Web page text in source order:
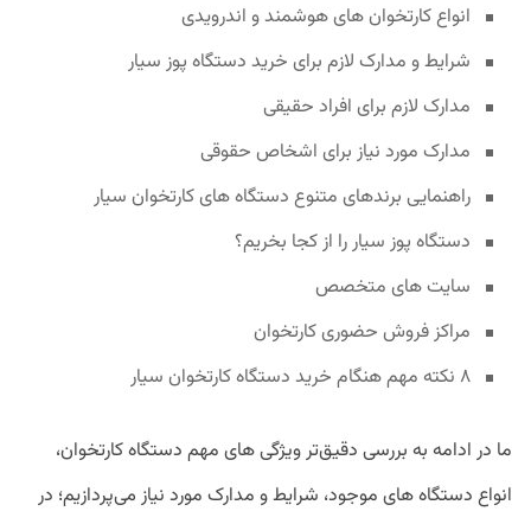
انواع کارتخوان های هوشمند و اندرویدی
شرایط و مدارک لازم برای خرید دستگاه پوز سیار
مدارک لازم برای افراد حقیقی
مدارک مورد نیاز برای اشخاص حقوقی
راهنمایی برندهای متنوع دستگاه های کارتخوان سیار
دستگاه پوز سیار را از کجا بخریم؟
سایت های متخصص
مراکز فروش حضوری کارتخوان
۸ نکته مهم هنگام خرید دستگاه کارتخوان سیار
ما در ادامه به بررسی دقیق‌تر ویژگی های مهم دستگاه کارتخوان،
انواع دستگاه های موجود، شرایط و مدارک مورد نیاز می‌پردازیم؛ در